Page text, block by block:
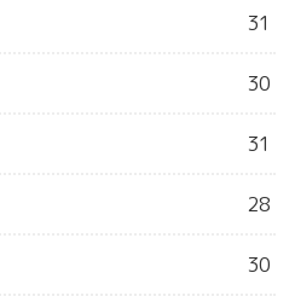
31
30
31
28
30